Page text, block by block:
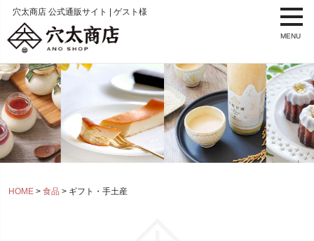
穴太商店 公式通販サイト | ゲスト様
MENU
HOME 食品 ギフト・手土産